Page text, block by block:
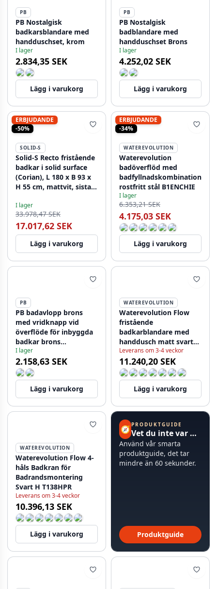
PB
PB Nostalgisk
badkarsblandare med
handduschset, krom
I lager
2.834,35 SEK
Lägg i varukorg
PB
PB Nostalgisk
badblandare med
handduschset Brons
I lager
4.252,02 SEK
Lägg i varukorg
ERBJUDANDE
-50%
SOLID-S
Solid-S Recto fristående
badkar i solid surface
(Corian), L 180 x B 93 x
H 55 cm, mattvit, sista
I lager
33.978,47 SEK
17.017,62 SEK
Lägg i varukorg
ERBJUDANDE
-34%
WATEREVOLUTION
Waterevolution
badöverflöd med
badfyllnadskombination
rostfritt stål B1ENCHIE
I lager
6.353,21 SEK
4.175,03 SEK
Lägg i varukorg
PB
PB badavlopp brons
med vridknapp vid
överflöde för inbyggda
badkar brons
1208957542
I lager
2.158,63 SEK
Lägg i varukorg
WATEREVOLUTION
Waterevolution Flow
fristående
badkarblandare med
handdusch matt svart
T133PR
Leverans om 3-4 veckor
11.240,20 SEK
Lägg i varukorg
WATEREVOLUTION
Waterevolution Flow 4-
håls Badkran för
Badrandsmontering
Svart H T138HPR
Leverans om 3-4 veckor
10.396,13 SEK
Lägg i varukorg
🧭 PRODUKTGUIDE
Vet du inte var du ska börja?
Använd vår smarta
produktguide, det tar
mindre än 60 sekunder.
Produktguide